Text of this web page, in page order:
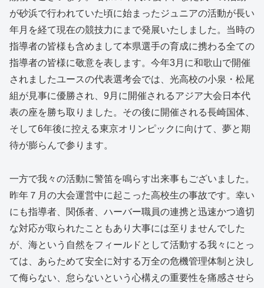
が砂浜で行われていた頃に始まったジュニアの活動が長い
年月を経て現在の競技力にまで発展いたしました。当時の
指導者の皆様も含めまして本県選手の育成に携わる全ての
指導者の皆様に敬意を表します。今年3月に和歌山で開催
されましたユースの代表選考会では、光高校の小泉・松尾
組が見事に優勝され、9月に開催されるアジア大会日本代
表の座を勝ち取りました。その後に開催される長崎国体、
そして6年後に控える東京オリンピックに向けて、夢と期
待が膨らんで参ります。
一方で我々の活動に警笛を鳴らす出来事もございました。
昨年７月の大会運営中に起こった高校生の事故です。幸い
にも指導者、関係者、ハーバー職員の連携と迅速かつ適切
な対応が取られたこともあり大事には至りませんでした
が、海という自然をフィールドとして活動する我々にとっ
ては、あらためて安全に対する万全の危機管理体制と決し
て侮らない、怠らないという心構えの重要性を痛感させら